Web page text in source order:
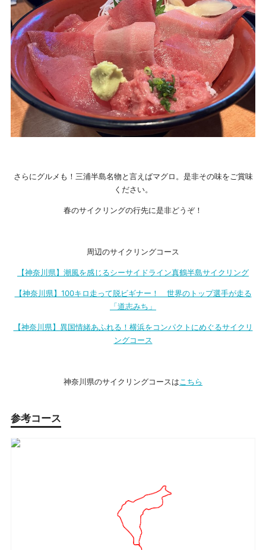
さらにグルメも！三浦半島名物と言えばマグロ。是非その味をご賞味
ください。
春のサイクリングの行先に是非どうぞ！
周辺のサイクリングコース
【神奈川県】潮風を感じるシーサイドライン真鶴半島サイクリング
【神奈川県】100キロ走って脱ビギナー！ 世界のトップ選手が走る
「道志みち」
【神奈川県】異国情緒あふれる！横浜をコンパクトにめぐるサイクリ
ングコース
神奈川県のサイクリングコースはこちら
参考コース